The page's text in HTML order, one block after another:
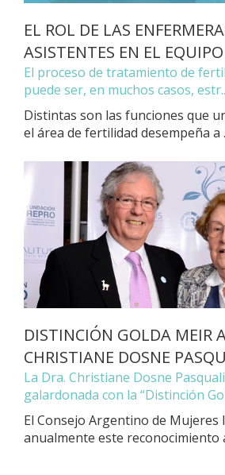
EL ROL DE LAS
ASISTENTES EN EL EQUIPO
El proceso de tratamiento de
puede ser, en muchos casos,
Distintas son las funciones que
el área de fertilidad desempeña a
DISTINCIÓN GOLDA MEIR
CHRISTIANE DOSNE
La Dra. Christiane Dosne
galardonada con la “Distinción
El Consejo Argentino de
anualmente este reconocimiento